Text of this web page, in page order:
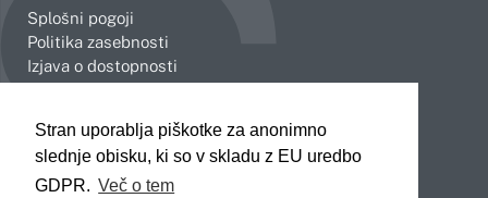
Stran uporablja piškotke za anonimno
slednje obisku, ki so v skladu z EU uredbo
GDPR. Več o tem
Splošni pogoji
Politika zasebnosti
Izjava o dostopnosti
Celje
Koper
Kranj
Novo mesto
Slovenj Gradec